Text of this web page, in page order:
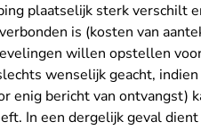
plaatselijk sterk verschilt
is (kosten van
willen opstellen
wenselijk geacht,
enig bericht van ontvangst)
In een dergelijk geval